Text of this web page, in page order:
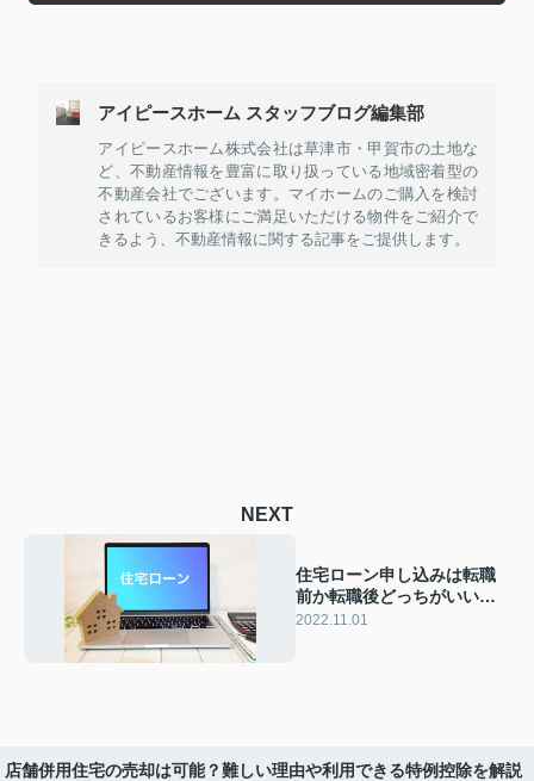
アイピースホーム スタッフブログ編集部
アイピースホーム株式会社は草津市・甲賀市の土地な
ど、不動産情報を豊富に取り扱っている地域密着型の
不動産会社でございます。マイホームのご購入を検討
されているお客様にご満足いただける物件をご紹介で
きるよう、不動産情報に関する記事をご提供します。
NEXT
住宅ローン申し込みは転職
前か転職後どっちがいい？
返済中に転職した際の対応
2022.11.01
店舗併用住宅の売却は可能？難しい理由や利用できる特例控除を解説